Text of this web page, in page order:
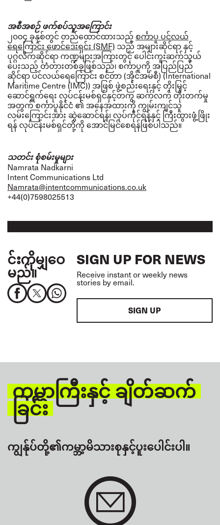
အစီအစဉ် ဖက်စပ်သူအကြောင်း
၂၀၀၄ ခုနှစ်တွင် တည်ထောင်ထားသည့် စင်္ကာပူ ပင်လယ်
ရေကြောင်း ဖောင်ဒေးရှင်း (SMF) သည် အများဆိုင်ရာ နှင့်
ပုဂ္ဂလိကဆိုင်ရာ ကဏ္ဍများအကြားတွင် ပေါင်းကူးဆက်သွယ်
ပေးသည့် တံတားတစ်ခုဖြစ်သည်၊ စင်္ကာပူကို အပြည်ပြည်
ဆိုင်ရာ ပင်လယ်ရေကြောင်း စင်တာ (အိုင်အမ်စီ) (International
Maritime Centre (IMC)) အဖြစ် ဖွဲ့စည်းရေးနှင့် တိုးမြှင့်
ဆောင်ရွက်ရေး လုပ်ငန်းမစ်ရှင်နှင့်တကွ ဆက်လက် တိုးတက်မှု
အတွက် စင်္ကာပူနိုင်ငံ ၏ အနေအထားကို ကျွမ်းကျင်သူ
လမ်းကြောင်းအား ဆွဲဆောင်ရန်၊ လုပ်ကိုင်ရန်နှင့် ကြီးထွားဖွံ့ဖြိုး
ရန် လုပ်ငန်းမစ်ရှင်တို့ကို အောင်မြင်စေရန်ဖြစ်ပါသည်။
သတင်း စုံစမ်းမှုများ
Namrata Nadkarni
Intent Communications Ltd
Namrata@intentcommunications.co.uk
+44(0)7598025513
င်းကိုမျှဝေ
မည်။
SIGN UP FOR NEWS
Receive instant or weekly news
stories by email.
SIGN UP
ကမ္ဘာကြီးနှင့် ချိတ်ဆက်
ခြင်း
ကျွန်ုပ်တို့၏ကမ္ဘာ့မိသားစုနှင့်ပူးပေါင်းပါ။